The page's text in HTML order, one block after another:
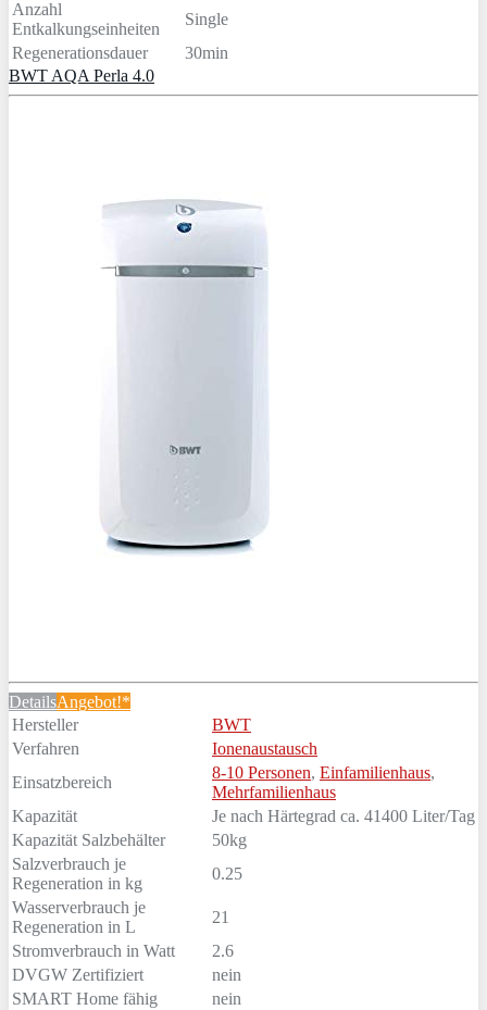
Anzahl
Entkalkungseinheiten
Single
Regenerationsdauer
30min
BWT AQA Perla 4.0
DetailsAngebot!*
Hersteller
BWT
Verfahren
Ionenaustausch
Einsatzbereich
8-10 Personen, Einfamilienhaus,
Mehrfamilienhaus
Kapazität
Je nach Härtegrad ca. 41400 Liter/Tag
Kapazität Salzbehälter
50kg
Salzverbrauch je
Regeneration in kg
0.25
Wasserverbrauch je
Regeneration in L
21
Stromverbrauch in Watt
2.6
DVGW Zertifiziert
nein
SMART Home fähig
nein